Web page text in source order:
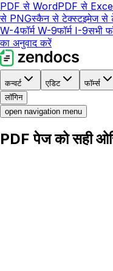
PDF से WordPDF से
से PNGस्कैन से टेक्स्टइमेज से
W-4फॉर्म W-9फॉर्म I-9सभी
का अनुवाद करें
कन्वर्ट एडिट फॉर्म्स
लॉगिन
open navigation menu
PDF पेज को सही